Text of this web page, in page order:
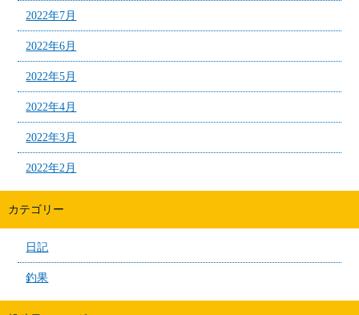
2022年7月
2022年6月
2022年5月
2022年4月
2022年3月
2022年2月
カテゴリー
日記
釣果